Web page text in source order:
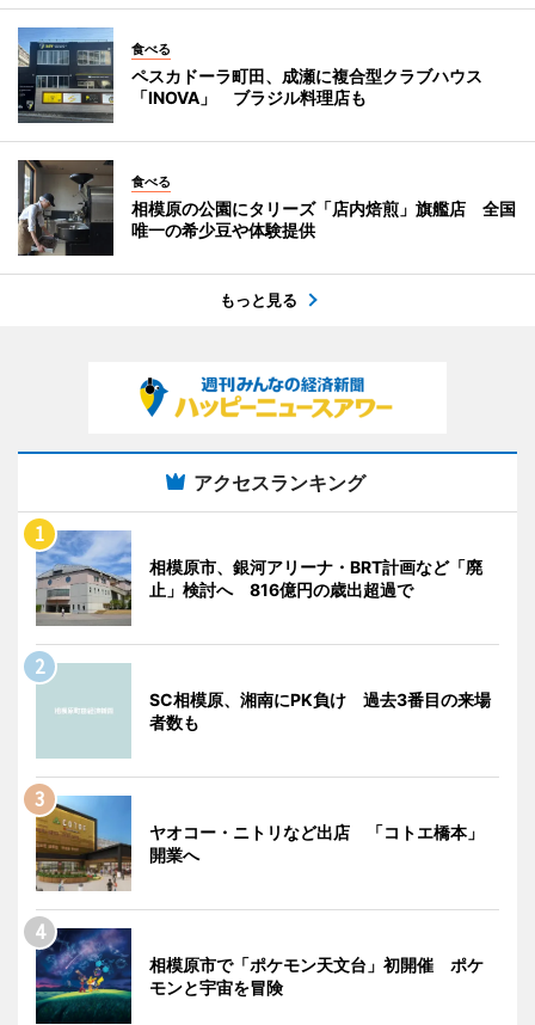
食べる
ペスカドーラ町田、成瀬に複合型クラブハウス
「INOVA」 ブラジル料理店も
食べる
相模原の公園にタリーズ「店内焙煎」旗艦店 全国
唯一の希少豆や体験提供
もっと見る
アクセスランキング
相模原市、銀河アリーナ・BRT計画など「廃
止」検討へ 816億円の歳出超過で
SC相模原、湘南にPK負け 過去3番目の来場
者数も
ヤオコー・ニトリなど出店 「コトエ橋本」
開業へ
相模原市で「ポケモン天文台」初開催 ポケ
モンと宇宙を冒険